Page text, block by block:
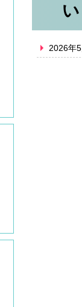
2026年